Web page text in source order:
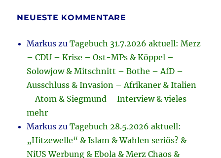
NEUESTE KOMMENTARE
Markus zuTagebuch 31.7.2026 aktuell: Merz
– CDU – Krise – Ost-MPs & Köppel –
Solowjow & Mitschnitt – Bothe – AfD –
Ausschluss & Invasion – Afrikaner & Italien
– Atom & Siegmund – Interview & vieles
mehr
Markus zuTagebuch 28.5.2026 aktuell:
„Hitzewelle“ & Islam & Wahlen seriös? &
NiUS Werbung & Ebola & Merz Chaos &